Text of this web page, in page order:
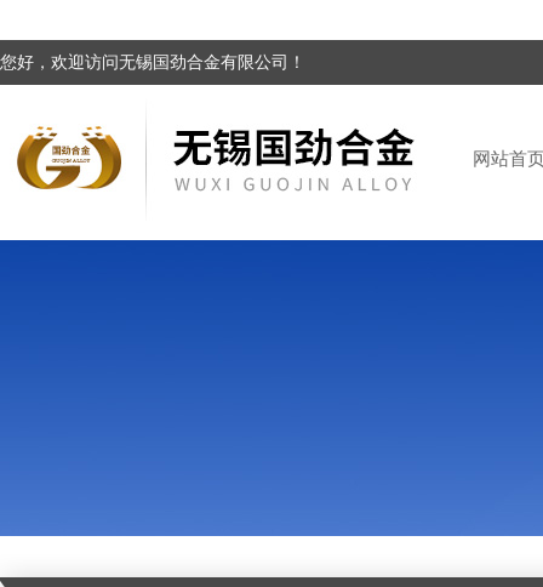
您好，欢迎访问无锡国劲合金有限公司！
网站首